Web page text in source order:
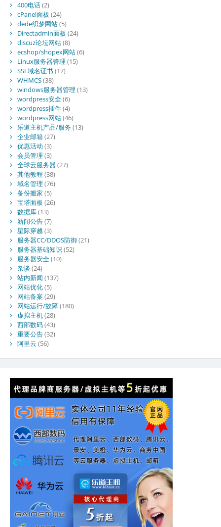
400电话(2)
cPanel面板 (24)
dede织梦网站(5)
Directadmin面板 (24)
discuz论坛网站(8)
ecshop/shopex网站(6)
Linux服务器管理 (15)
SSL域名证书 (17)
WHMCS(38)
windows服务器管理 (13)
wordpress安全(6)
wordpress插件(4)
wordpress网站(46)
乐道主机产品/服务(13)
企业邮箱(27)
优惠活动 (3)
会员管理 (3)
全球云服务器 (27)
其他教程 (38)
域名管理 (76)
备份搬家 (5)
宝塔面板 (26)
数据库(13)
新闻公告(7)
星际穿越 (3)
服务器CC/DDOS防御(21)
服务器基础知识 (52)
服务器安全(10)
杂谈 (24)
站内新闻 (137)
网站优化(5)
网站备案 (29)
网站运行/故障(180)
虚拟主机(28)
西部数码(43)
重要公告(32)
阿里云 (56)